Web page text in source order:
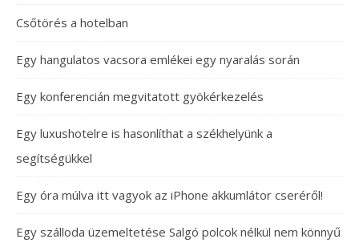
Csőtörés a hotelban
Egy hangulatos vacsora emlékei egy nyaralás során
Egy konferencián megvitatott gyökérkezelés
Egy luxushotelre is hasonlíthat a székhelyünk a
segítségükkel
Egy óra múlva itt vagyok az iPhone akkumlátor cseréről!
Egy szálloda üzemeltetése Salgó polcok nélkül nem könnyű